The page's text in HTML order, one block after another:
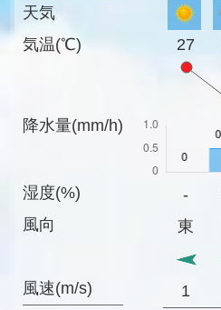
天気
気温(℃)
降水量(mm/h)
湿度(%)
風向
風速(m/s)
27
-
東
1